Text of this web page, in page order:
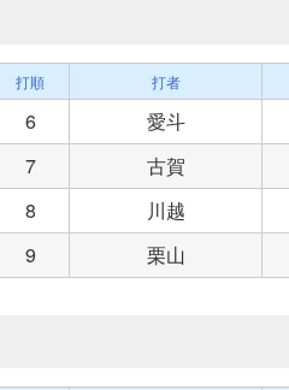
打順 打者
6
愛斗
7
古賀
8
川越
9 栗山